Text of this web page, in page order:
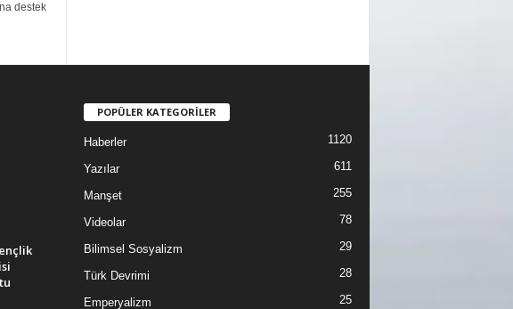
destek
POPÜLER KATEGORİLER
Haberler 1120
Yazılar 611
Manşet 255
Videolar 78
Bilimsel Sosyalizm 29
Türk Devrimi 28
Emperyalizm 25